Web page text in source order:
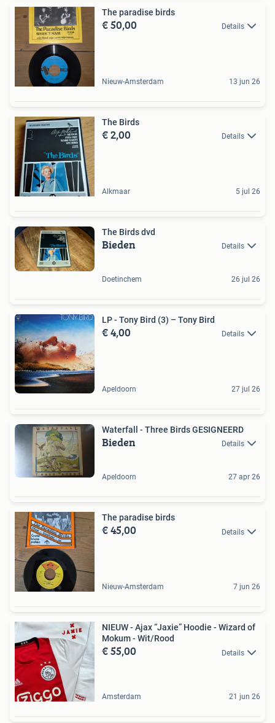
The paradise birds
€ 50,00 Details
Nieuw-Amsterdam 13 jun 26
The Birds
€ 2,00 Details
Alkmaar 5 jul 26
The Birds dvd
Bieden Details
Doetinchem 26 jul 26
LP - Tony Bird (3) ‎– Tony Bird
€ 4,00 Details
Apeldoorn 27 jul 26
Waterfall - Three Birds GESIGNEERD
Bieden Details
Apeldoorn 27 apr 26
The paradise birds
€ 45,00 Details
Nieuw-Amsterdam 7 jun 26
NIEUW - Ajax “Jaxie” Hoodie - Wizard of
Mokum - Wit/Rood
€ 55,00 Details
Amsterdam 21 jun 26